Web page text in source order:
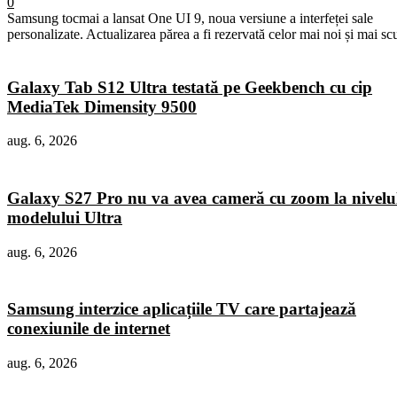
Samsung tocmai a lansat One UI 9, noua versiune a interfeței sale
personalizate. Actualizarea părea a fi rezervată celor mai noi și mai
Galaxy Tab S12 Ultra testată pe Geekbench cu cip
MediaTek Dimensity 9500
aug. 6, 2026
Galaxy S27 Pro nu va avea cameră cu zoom la
modelului Ultra
aug. 6, 2026
Samsung interzice aplicațiile TV care partajează
conexiunile de internet
aug. 6, 2026